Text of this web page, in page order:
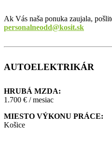
Ak Vás naša ponuka zaujala,
personalneodd@kosit.sk
AUTOELEKTRIKÁR
HRUBÁ MZDA:
1.700 € / mesiac
MIESTO VÝKONU PRÁCE:
Košice